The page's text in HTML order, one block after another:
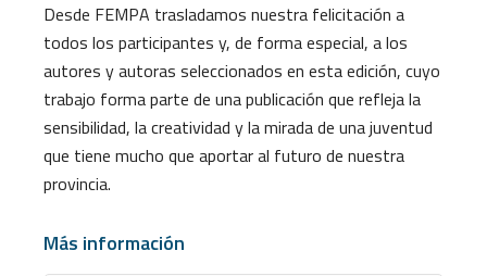
Desde FEMPA trasladamos nuestra felicitación a
todos los participantes y, de forma especial, a los
autores y autoras seleccionados en esta edición, cuyo
trabajo forma parte de una publicación que refleja la
sensibilidad, la creatividad y la mirada de una juventud
que tiene mucho que aportar al futuro de nuestra
provincia.
Más información